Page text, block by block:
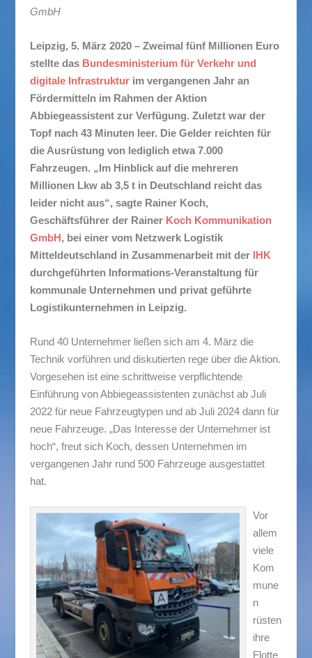
GmbH
Leipzig, 5. März 2020 – Zweimal fünf Millionen Euro
stellte das Bundesministerium für Verkehr und
digitale Infrastrukturim vergangenen Jahr an
Fördermitteln im Rahmen der Aktion
Abbiegeassistent zur Verfügung. Zuletzt war der
Topf nach 43 Minuten leer. Die Gelder reichten für
die Ausrüstung von lediglich etwa 7.000
Fahrzeugen. „Im Hinblick auf die mehreren
Millionen Lkw ab 3,5 t in Deutschland reicht das
leider nicht aus“, sagte Rainer Koch,
Geschäftsführer der Rainer Koch Kommunikation
GmbH, bei einer vom Netzwerk Logistik
Mitteldeutschland in Zusammenarbeit mit der IHK
durchgeführten Informations-Veranstaltung für
kommunale Unternehmen und privat geführte
Logistikunternehmen in Leipzig.
Rund 40 Unternehmer ließen sich am 4. März die
Technik vorführen und diskutierten rege über die Aktion.
Vorgesehen ist eine schrittweise verpflichtende
Einführung von Abbiegeassistenten zunächst ab Juli
2022 für neue Fahrzeugtypen und ab Juli 2024 dann für
neue Fahrzeuge. „Das Interesse der Unternehmer ist
hoch“, freut sich Koch, dessen Unternehmen im
vergangenen Jahr rund 500 Fahrzeuge ausgestattet
hat.
Vor
allem
viele
Kom
mune
n
rüsten
ihre
Flotte